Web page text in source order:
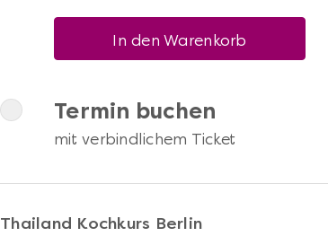
In den Warenkorb
Termin buchen
mit verbindlichem Ticket
Thailand Kochkurs Berlin